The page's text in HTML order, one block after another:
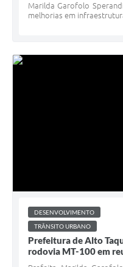
Marilda Garofolo
melhorias em
DESENVOLVIMENTO
TRÂNSITO URBANO
Prefeitura de Alto
rodovia MT-100 em